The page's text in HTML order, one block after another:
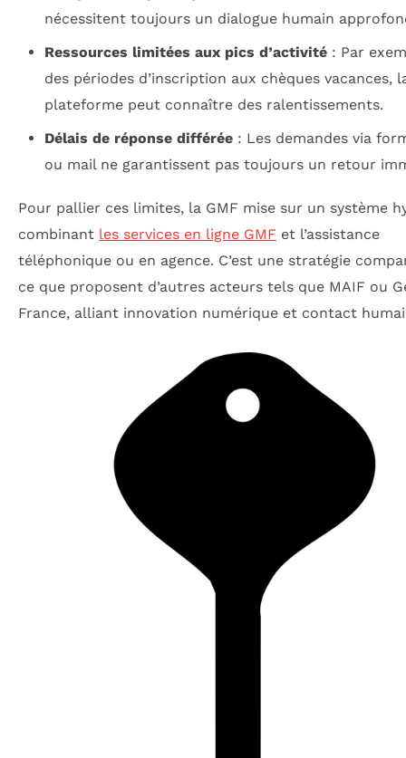
nécessitent toujours un dialogue humain
Ressources limitées aux pics d’activité: Par
des périodes d’inscription aux chèques vacances,
plateforme peut connaître des ralentissements.
Délais de réponse différée: Les demandes via
ou mail ne garantissent pas toujours un retour
Pour pallier ces limites, la GMF mise sur un système
combinant les services en ligne GMF et l’assistance
téléphonique ou en agence. C’est une stratégie
ce que proposent d’autres acteurs tels que MAIF ou
France, alliant innovation numérique et contact